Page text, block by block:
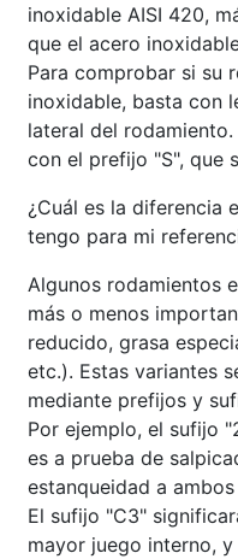
inoxidable AISI 420,
que el acero
Para comprobar si su
inoxidable, basta con
lateral del
con el prefijo "S", que
¿Cuál es la diferencia
tengo para mi
Algunos rodamientos
más o menos
reducido, grasa
etc.). Estas variantes
mediante prefijos y
Por ejemplo, el sufijo
es a prueba de
estanqueidad a
El sufijo "C3"
mayor juego interno,